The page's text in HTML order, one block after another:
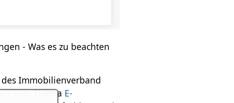
- Was es zu beachten
Immobilienverband
zum Thema E-